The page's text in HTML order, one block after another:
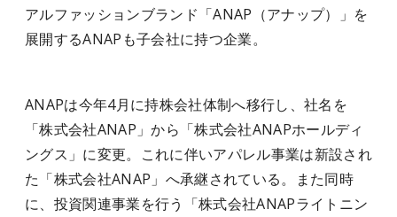
アルファッションブランド「ANAP（アナップ）」を
展開するANAPも子会社に持つ企業。
ANAPは今年4月に持株会社体制へ移行し、社名を
「株式会社ANAP」から「株式会社ANAPホールディ
ングス」に変更。これに伴いアパレル事業は新設され
た「株式会社ANAP」へ承継されている。また同時
に、投資関連事業を行う「株式会社ANAPライトニン